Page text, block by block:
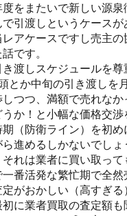
をまたいで新しい源泉
引渡しというケースが
アケースですし売主
です。
渡しスケジュールを尊
とか中旬の引き渡しを
つつ、満額で売れなか
か！と小幅な価格交渉
（防衛ライン）を初め
進めるしかないでしょ
れは業者に買い取って
番活発な繁忙期で全然
がおかしい（高すぎる
に業者買取の査定額も